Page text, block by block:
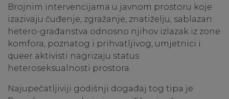
Brojnim intervencijama u javnom prostoru koje
izazivaju čuđenje, zgražanje, znatiželju, sablazan
hetero-građanstva odnosno njihov izlazak iz zone
komfora, poznatog i prihvatljivog, umjetnici i
queer aktivisti nagrizaju status
heteroseksualnosti prostora.
Najupečatljiviji godišnji događaj tog tipa je